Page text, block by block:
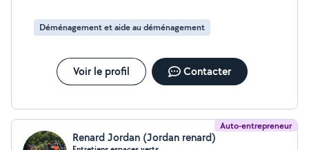
Déménagement et aide au déménagement
Voir le profil Contacter
Auto-entrepreneur
Renard Jordan (Jordan renard)